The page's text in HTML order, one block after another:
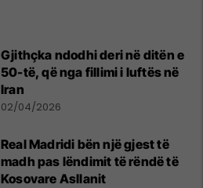
Gjithçka ndodhi deri në ditën e
50-të, që nga fillimi i luftës në
Iran
02/04/2026
Real Madridi bën një gjest të
madh pas lëndimit të rëndë të
Kosovare Asllanit